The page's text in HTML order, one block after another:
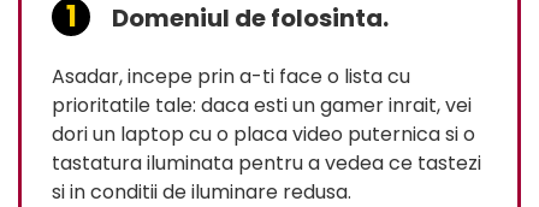
Domeniul de folosinta.
Asadar, incepe prin a-ti face o lista cu
prioritatile tale: daca esti un gamer inrait, vei
dori un laptop cu o placa video puternica si o
tastatura iluminata pentru a vedea ce tastezi
si in conditii de iluminare redusa.